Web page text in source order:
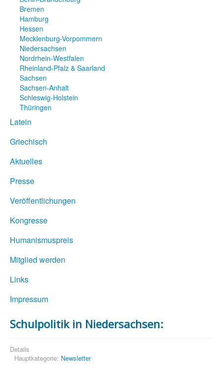
Bremen
Hamburg
Hessen
Mecklenburg-Vorpommern
Niedersachsen
Nordrhein-Westfalen
Rheinland-Pfalz & Saarland
Sachsen
Sachsen-Anhalt
Schleswig-Holstein
Thüringen
Latein
Griechisch
Aktuelles
Presse
Veröffentlichungen
Kongresse
Humanismuspreis
Mitglied werden
Links
Impressum
Schulpolitik in Niedersachsen:
Details
Hauptkategorie: Newsletter